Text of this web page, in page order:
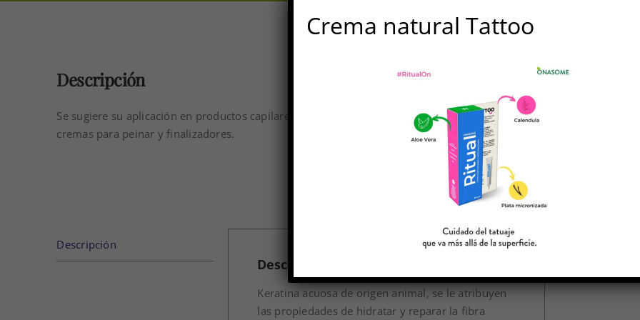
Descripción
Se sugiere su aplicación en productos capilares como: shampoo, acondicionador, tratamientos,
cremas para peinar y finalizadores.
Descripción
Descripción
Keratina acuosa de origen animal, se le atribuyen
las propiedades de hidratar y reparar la fibra
Crema natural Tattoo